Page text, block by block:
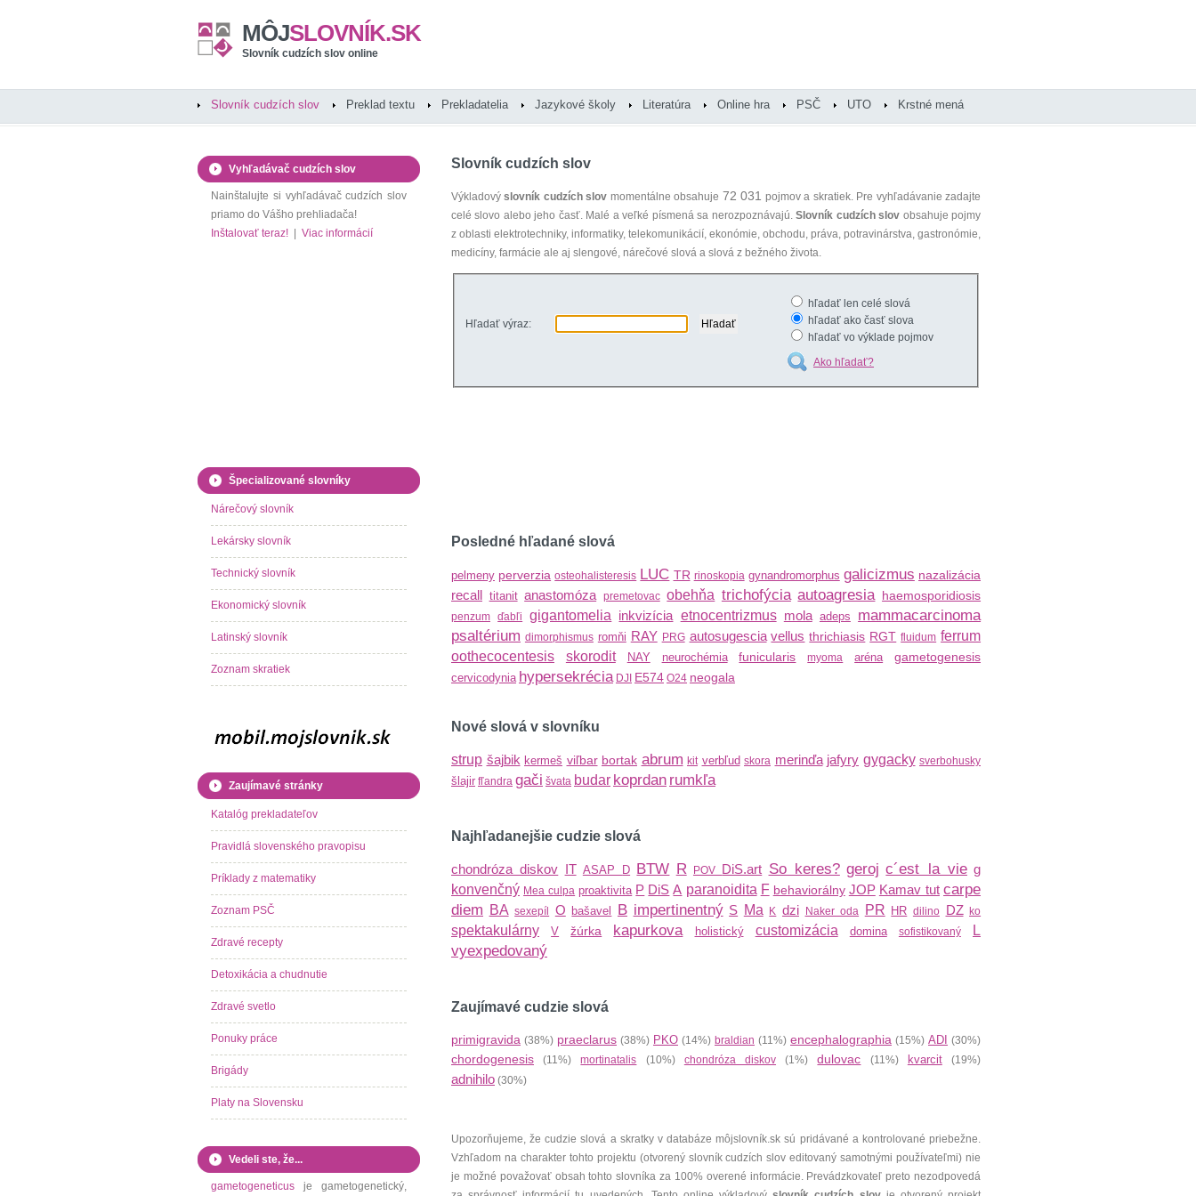
MÔJSLOVNÍK.SK
Slovník cudzích slov online
Slovník cudzích slov Preklad textu Prekladatelia Jazykové školy Literatúra Online hra PSČ UTO Krstné mená
Slovník cudzích slov
Výkladovýslovník cudzích slov momentálne obsahuje 72 031 pojmov a skratiek. Pre vyhľadávanie zadajte
celé slovo alebo jeho časť. Malé a veľké písmená sa nerozpoznávajú.Slovník cudzích slov obsahuje pojmy
z oblasti elektrotechniky, informatiky, telekomunikácií, ekonómie, obchodu, práva, potravinárstva, gastronómie,
medicíny, farmácie ale aj slengové, nárečové slová a slová z bežného života.
Hľadať výraz:
hľadať len celé slová
hľadať ako časť slova
hľadať vo výklade pojmov
Ako hľadať?
Posledné hľadané slová
pelmeny perverzia osteohalisteresis LUC TR rinoskopia gynandromorphus galicizmus nazalizácia
recall titanit anastomóza premetovac obehňa trichofýcia autoagresia haemosporidiosis
penzum ďabľi gigantomelia inkvizícia etnocentrizmus mola adeps
mammacarcinoma
psaltérium dimorphismus romňi RAY PRG autosugescia vellus thrichiasis RGT fluidum ferrum
oothecocentesis
skorodit NAY neurochémia funicularis myoma aréna gametogenesis
cervicodynia hypersekrécia DJI E574 O24 neogala
Nové slová v slovníku
strup šajbik kermeš viľbar bortak abrum kit verbľud skora merinďa jafyry gygacky sverbohusky
šlajir fľandra gači švata budar koprdan rumkľa
Najhľadanejšie cudzie slová
chondróza diskov IT ASAP D BTW R POV DiS.art So keres? geroj c´est la vie g
konvenčný Mea culpa proaktivita P DiS A paranoidita F behaviorálny JOP Kamav tut carpe
diem BA sexepíl O bašavel B impertinentný S Ma K dzi Naker oda PR HR dilino DZ ko
spektakulárny V žúrka kapurkova holistický customizácia domina sofistikovaný L
vyexpedovaný
Zaujímavé cudzie slová
primigravida (38%) praeclarus (38%) PKO (14%) braldian (11%) encephalographia (15%) ADI (30%)
chordogenesis (11%)mortinatalis (10%) chondróza diskov (1%)dulovac (11%) kvarcit(19%)
adnihilo (30%)
Upozorňujeme, že cudzie slová a skratky v databáze môjslovník.sk sú pridávané a kontrolované priebežne.
Vzhľadom na charakter tohto projektu (otvorený slovník cudzích slov editovaný samotnými používateľmi) nie
je možné považovať obsah tohto slovníka za 100% overené informácie. Prevádzkovateľ preto nezodpovedá
Vyhľadávač cudzích slov
Nainštalujte si vyhľadávač cudzích slov
priamo do Vášho prehliadača!
Inštalovať teraz!
Viac informácií
Špecializované slovníky
Nárečový slovník
Lekársky slovník
Technický slovník
Ekonomický slovník
Latinský slovník
Zoznam skratiek
Zaujímavé stránky
Katalóg prekladateľov
Pravidlá slovenského pravopisu
Príklady z matematiky
Zoznam PSČ
Zdravé recepty
Detoxikácia a chudnutie
Zdravé svetlo
Ponuky práce
Brigády
Platy na Slovensku
Vedeli ste, že...
gametogeneticus je gametogenetický,